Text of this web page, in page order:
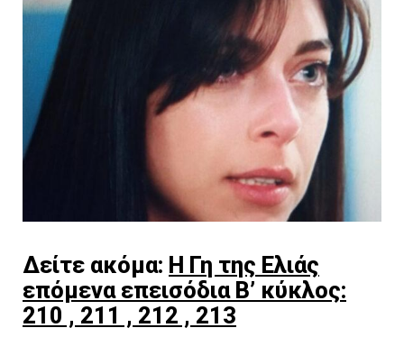
Δείτε ακόμα: Η Γη της Ελιάς
επόμενα επεισόδια Β’ κύκλος:
210 , 211 , 212 , 213